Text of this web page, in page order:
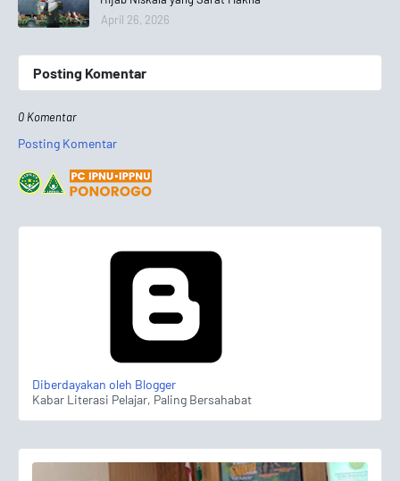
April 26, 2026
Posting Komentar
0 Komentar
Posting Komentar
Diberdayakan oleh Blogger
Kabar Literasi Pelajar, Paling Bersahabat